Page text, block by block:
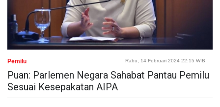
Pemilu Rabu, 14 Februari 2024 22:15 WIB
Puan: Parlemen Negara Sahabat Pantau Pemilu
Sesuai Kesepakatan AIPA